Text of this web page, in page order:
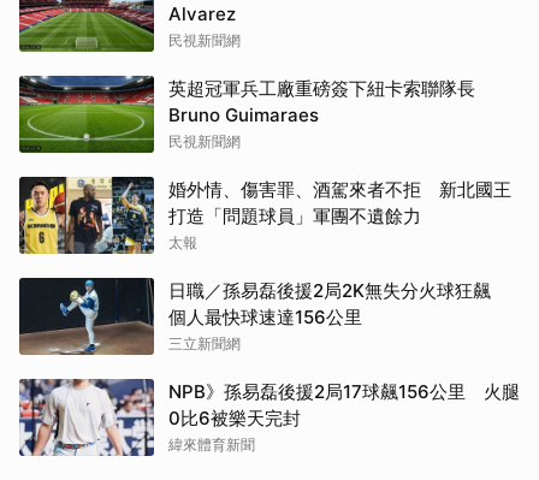
Alvarez
民視新聞網
英超冠軍兵工廠重磅簽下紐卡索聯隊長
Bruno Guimaraes
民視新聞網
婚外情、傷害罪、酒駕來者不拒 新北國王
打造「問題球員」軍團不遺餘力
太報
日職／孫易磊後援2局2K無失分火球狂飆
個人最快球速達156公里
三立新聞網
NPB》孫易磊後援2局17球飆156公里 火腿
0比6被樂天完封
緯來體育新聞